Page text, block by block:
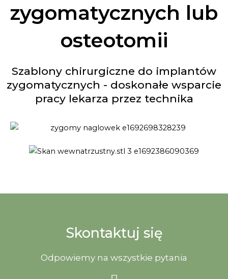
zygomatycznych lub
osteotomii
Szablony chirurgiczne do implantów
zygomatycznych - doskonałe wsparcie
pracy lekarza przez technika
Skontaktuj się
Odpowiemy na wszystkie pytania